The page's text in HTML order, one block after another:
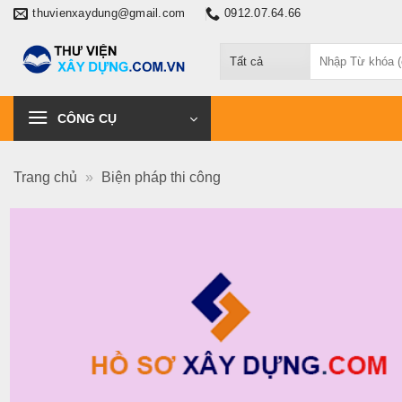
Chuyểnthuvienxaydung@gmail.com 0912.07.64.66
kiếm:
CÔNG CỤ
Trang chủ » Biện pháp thi công